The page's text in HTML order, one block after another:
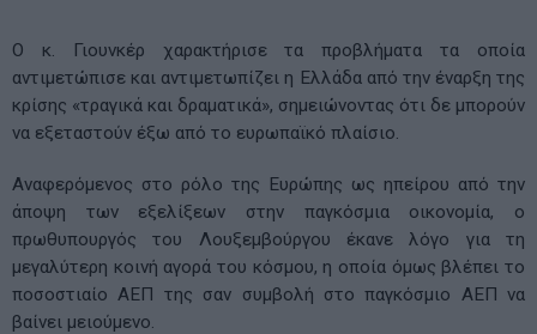
Ο κ. Γιουνκέρ χαρακτήρισε τα προβλήματα τα οποία
αντιμετώπισε και αντιμετωπίζει η Ελλάδα από την έναρξη της
κρίσης «τραγικά και δραματικά», σημειώνοντας ότι δε μπορούν
να εξεταστούν έξω από το ευρωπαϊκό πλαίσιο.
Αναφερόμενος στο ρόλο της Ευρώπης ως ηπείρου από την
άποψη των εξελίξεων στην παγκόσμια οικονομία, ο
πρωθυπουργός του Λουξεμβούργου έκανε λόγο για τη
μεγαλύτερη κοινή αγορά του κόσμου, η οποία όμως βλέπει το
ποσοστιαίο ΑΕΠ της σαν συμβολή στο παγκόσμιο ΑΕΠ να
βαίνει μειούμενο.